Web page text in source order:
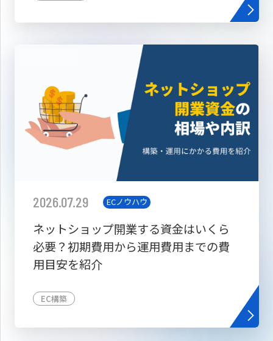
2026.07.29 ECノウハウ
ネットショップ開業する資金はいくら
必要？初期費用から運用費用までの費
用目安を紹介
EC構築